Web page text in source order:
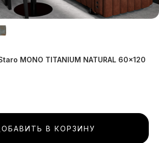
MONO TITANIUM NATURAL 60x120
В КОРЗИНУ